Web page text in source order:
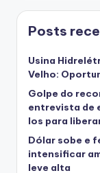
Posts
Usina
Velho:
Golpe do
entrevista de
los para
Dólar sobe e
intensificar
leve alta